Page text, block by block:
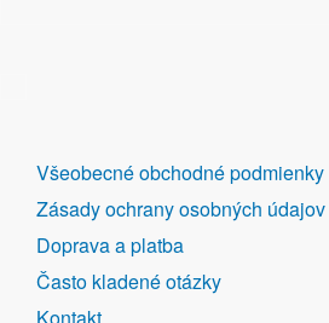
DALŠÍ
ODKAZY
Všeobecné obchodné podmienky
Zásady ochrany osobných údajov
Doprava a platba
Často kladené otázky